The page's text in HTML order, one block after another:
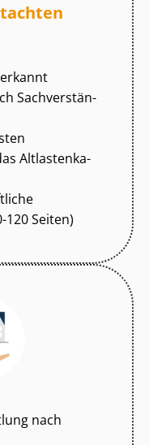
Sach­ver­stän­
Alt­las­ten­ka­
120 Seiten)
nach